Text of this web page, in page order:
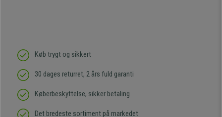
Køb trygt og sikkert
30 dages returret, 2 års fuld garanti
Køberbeskyttelse, sikker betaling
Det bredeste sortiment på markedet